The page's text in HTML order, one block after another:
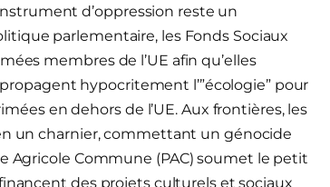
d’oppression reste un
parlementaire, les Fonds Sociaux
membres de l’UE afin qu’elles
hypocritement l’”écologie” pour
en dehors de l’UE. Aux frontières, les
un charnier, commettant un génocide
Agricole Commune (PAC) soumet le petit
des projets culturels et sociaux